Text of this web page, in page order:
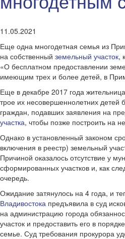
11.05.2021
Еще одна многодетная семья из
на собственный земельный участок,
«О бесплатном предоставлении
имеющим трех и более детей, в
Еще в декабре 2017 года
трое их несовершеннолетних детей
граждан, подавших заявления на
участка, чтобы позже построить на
Однако в установленный законом
включения в реестр) земельный
Причиной оказалось отсутствие у
сформированных участков и, как
очередь.
Ожидание затянулось на 4 года, и
Владивостока предъявила в суд
на администрацию города
участок и предоставить его в
семье. Суд требования прокурора